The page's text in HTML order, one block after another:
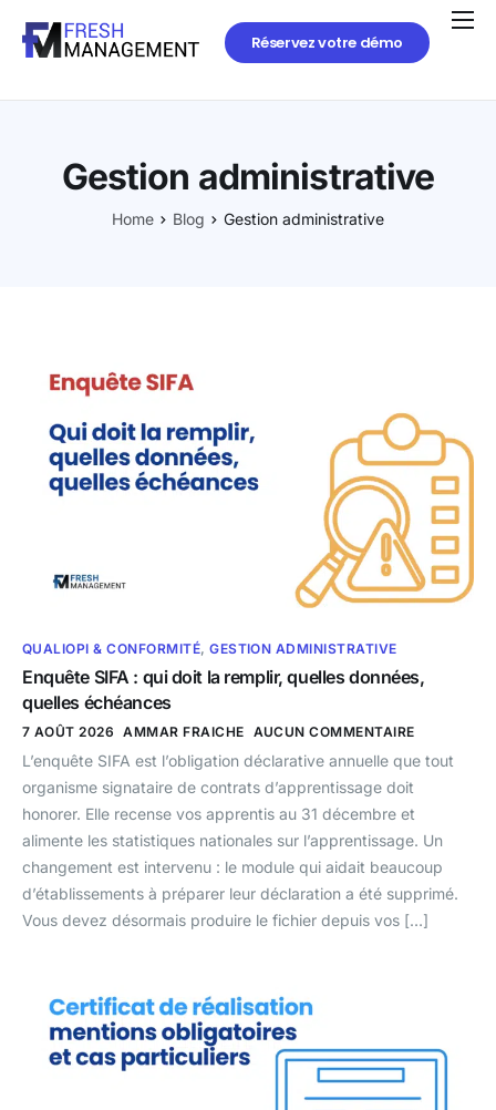
Réservez votre démo
Gestion administrative
Home Blog Gestion administrative
QUALIOPI & CONFORMITÉ,GESTION ADMINISTRATIVE
Enquête SIFA : qui doit la remplir, quelles données,
quelles échéances
7 AOÛT 2026 AMMAR FRAICHE AUCUN COMMENTAIRE
L’enquête SIFA est l’obligation déclarative annuelle que tout
organisme signataire de contrats d’apprentissage doit
honorer. Elle recense vos apprentis au 31 décembre et
alimente les statistiques nationales sur l’apprentissage. Un
changement est intervenu : le module qui aidait beaucoup
d’établissements à préparer leur déclaration a été supprimé.
Vous devez désormais produire le fichier depuis vos […]